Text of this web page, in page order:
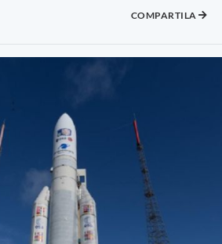
COMPARTILA